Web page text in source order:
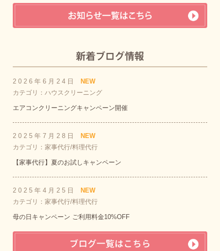
2026年6月24日
NEW
カテゴリ：ハウスクリーニング
エアコンクリーニングキャンペーン開催
2025年7月28日
NEW
カテゴリ：家事代行/料理代行
【家事代行】夏のお試しキャンペーン
2025年4月25日
NEW
カテゴリ：家事代行/料理代行
母の日キャンペーン ご利用料金10%OFF